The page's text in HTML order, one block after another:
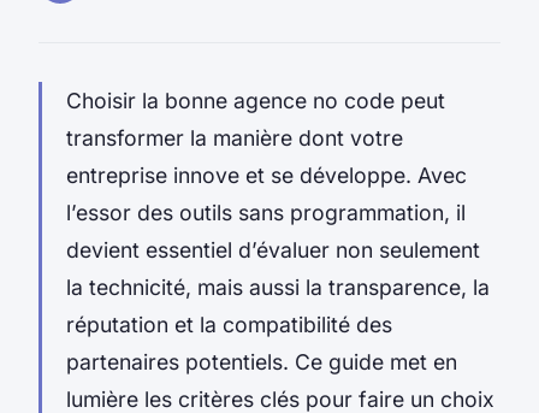
Choisir la bonne agence no code peut
transformer la manière dont votre
entreprise innove et se développe. Avec
l’essor des outils sans programmation, il
devient essentiel d’évaluer non seulement
la technicité, mais aussi la transparence, la
réputation et la compatibilité des
partenaires potentiels. Ce guide met en
lumière les critères clés pour faire un choix